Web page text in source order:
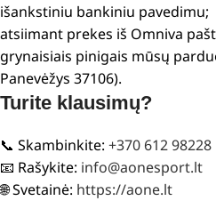
išankstiniu bankiniu pavedimu;
atsiimant prekes iš Omniva
grynaisiais pinigais mūsų
Panevėžys 37106).
Turite klausimų?
📞 Skambinkite: +370 612 98228
📧 Rašykite: info@aonesport.lt
🌐 Svetainė: https://aone.lt